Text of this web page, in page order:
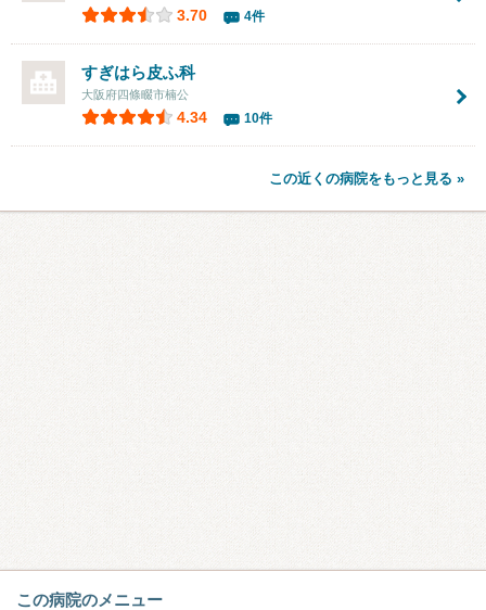
3.70 4件
すぎはら皮ふ科
大阪府四條畷市楠公
4.34 10件
この近くの病院をもっと見る »
この病院のメニュー